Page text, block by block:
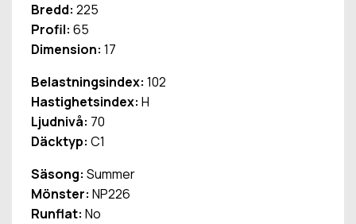
Bredd: 225
Profil: 65
Dimension: 17
Belastningsindex: 102
Hastighetsindex: H
Ljudnivå: 70
Däcktyp: C1
Säsong: Summer
Mönster: NP226
Runflat: No